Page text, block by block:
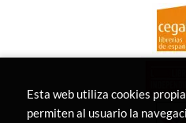
Esta web utiliza cookies
permiten al usuario la